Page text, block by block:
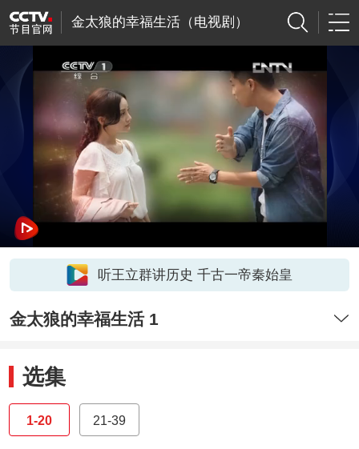
金太狼的幸福生活（电视剧）
听王立群讲历史 千古一帝秦始皇
金太狼的幸福生活 1
选集
1-20 21-39